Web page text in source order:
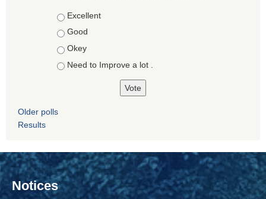
Choices
Excellent
Good
Okey
Need to Improve a lot .
Older polls
Results
Notices